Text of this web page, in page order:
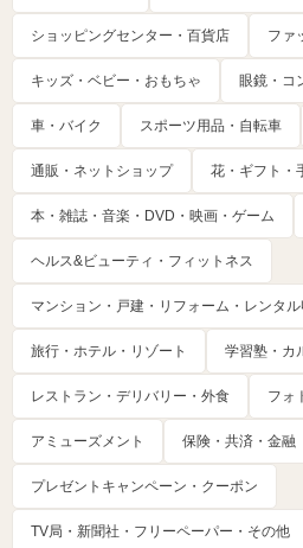
ショッピングセンター・百貨店 ファ
キッズ・ベビー・おもちゃ 眼鏡・コ
車・バイク スポーツ用品・自転車
通販・ネットショップ 花・ギフト・
本・雑誌・音楽・DVD・映画・ゲーム
ヘルス&ビューティ・フィットネス
マンション・戸建・リフォーム・レンタ
旅行・ホテル・リゾート 学習塾・カ
レストラン・デリバリー・外食 フォ
アミューズメント 保険・共済・金融
プレゼントキャンペーン・クーポン
TV局・新聞社・フリーペーパー・その他